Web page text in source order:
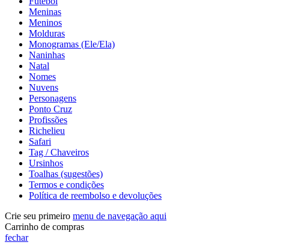
Meninas
Meninos
Molduras
Monogramas (Ele/Ela)
Naninhas
Natal
Nomes
Nuvens
Personagens
Ponto Cruz
Profissões
Richelieu
Safari
Tag / Chaveiros
Ursinhos
Toalhas (sugestões)
Termos e condições
Política de reembolso e devoluções
Crie seu primeiro menu de navegação aqui
Carrinho de compras
fechar